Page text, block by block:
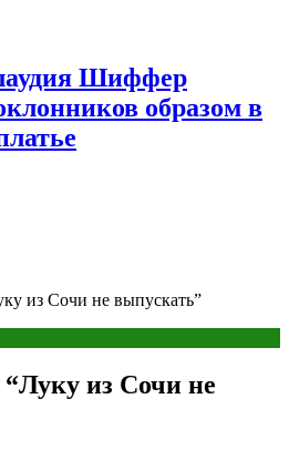
Шиффер
образом в
из Сочи не выпускать”
из Сочи не